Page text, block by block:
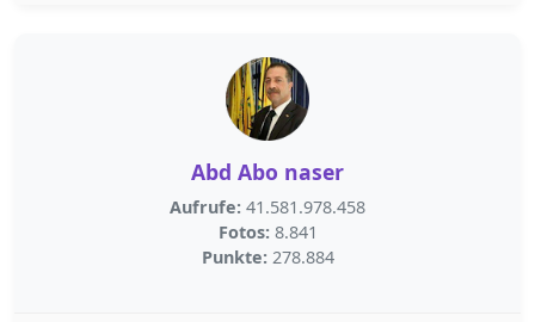
Abd Abo naser
Aufrufe: 41.581.978.458
Fotos: 8.841
Punkte: 278.884